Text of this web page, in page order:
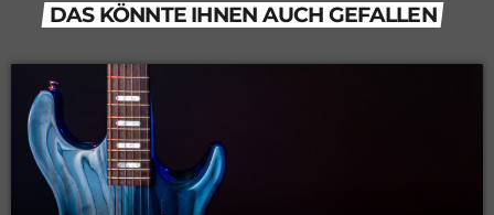
DAS KÖNNTE IHNEN AUCH GEFALLEN